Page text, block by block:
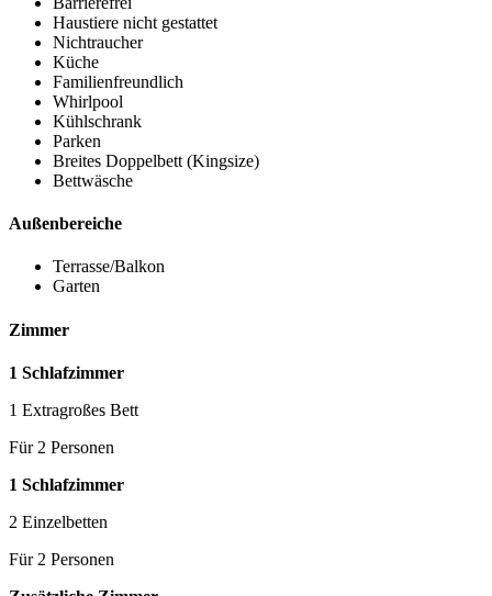
Haustiere nicht gestattet
Nichtraucher
Küche
Familienfreundlich
Whirlpool
Kühlschrank
Parken
Breites Doppelbett (Kingsize)
Bettwäsche
Außenbereiche
Terrasse/Balkon
Garten
Zimmer
1 Schlafzimmer
1 Extragroßes Bett
Für 2 Personen
1 Schlafzimmer
2 Einzelbetten
Für 2 Personen